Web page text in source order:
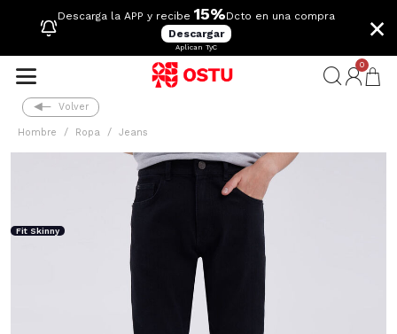
Descarga la APP y recibe 15%Dcto en una compra
Descargar
Aplican TyC
×
0
Volver
Hombre Ropa Jeans
Fit Skinny